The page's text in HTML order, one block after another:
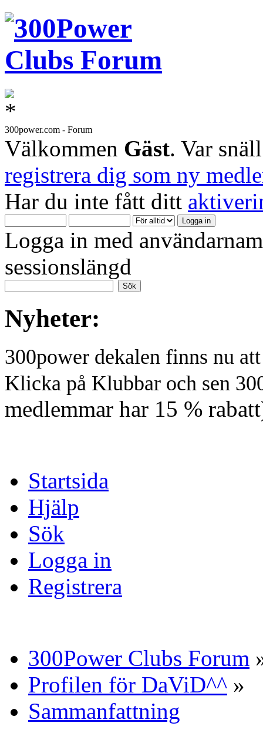
300power.com - Forum
Välkommen Gäst. Var
registrera dig som ny
Har du inte fått ditt
Logga in med
sessionslängd
Nyheter:
300power dekalen finns nu
Klicka på Klubbar och sen
medlemmar har 15 %
Startsida
Hjälp
Sök
Logga in
Registrera
300Power Clubs Forum
Profilen för DaViD^^ »
Sammanfattning